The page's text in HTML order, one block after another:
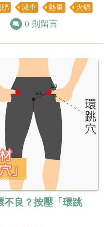
肥 減重 熱量 火鍋
0 則留言
不良？按壓「環跳